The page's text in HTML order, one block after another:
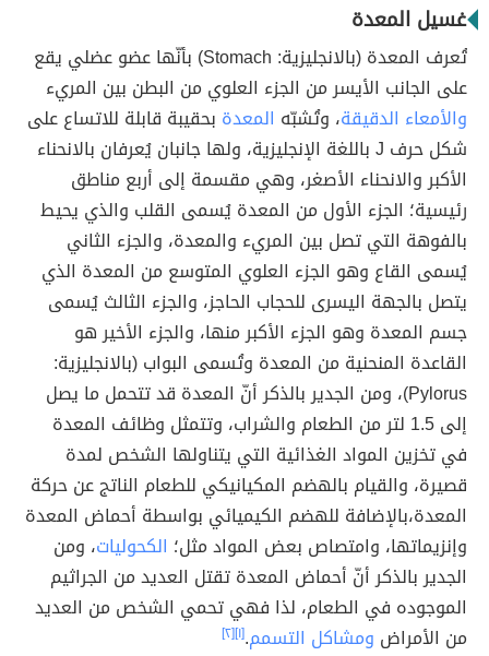
غسيل المعدة
تُعرف المعدة (بالانجليزية: Stomach) بأنّها عضو عضلي يقع
على الجانب الأيسر من الجزء العلوي من البطن بين المريء
والأمعاء الدقيقة، وتُشبّه المعدة بحقيبة قابلة للاتساع على
شكل حرف J باللغة الإنجليزية، ولها جانبان يُعرفان بالانحناء
الأكبر والانحناء الأصغر، وهي مقسمة إلى أربع مناطق
رئيسية؛ الجزء الأول من المعدة يُسمى القلب والذي يحيط
بالفوهة التي تصل بين المريء والمعدة، والجزء الثاني
يُسمى القاع وهو الجزء العلوي المتوسع من المعدة الذي
يتصل بالجهة اليسرى للحجاب الحاجز، والجزء الثالث يُسمى
جسم المعدة وهو الجزء الأكبر منها، والجزء الأخير هو
القاعدة المنحنية من المعدة وتُسمى البواب (بالانجليزية:
Pylorus)، ومن الجدير بالذكر أنّ المعدة قد تتحمل ما يصل
إلى 1.5 لتر من الطعام والشراب، وتتمثل وظائف المعدة
في تخزين المواد الغذائية التي يتناولها الشخص لمدة
قصيرة، والقيام بالهضم المكيانيكي للطعام الناتج عن حركة
المعدة،بالإضافة للهضم الكيميائي بواسطة أحماض المعدة
وإنزيماتها، وامتصاص بعض المواد مثل؛ الكحوليات، ومن
الجدير بالذكر أنّ أحماض المعدة تقتل العديد من الجراثيم
الموجوده في الطعام، لذا فهي تحمي الشخص من العديد
من الأمراض ومشاكل التسمم.[١] [٢]